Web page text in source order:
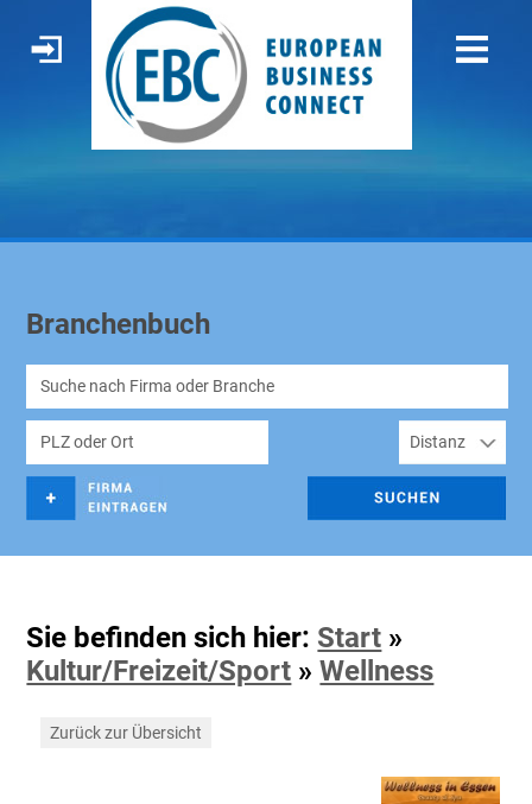
Branchenbuch
Sie befinden sich hier: Start »
Kultur/Freizeit/Sport »Wellness
Zurück zur Übersicht